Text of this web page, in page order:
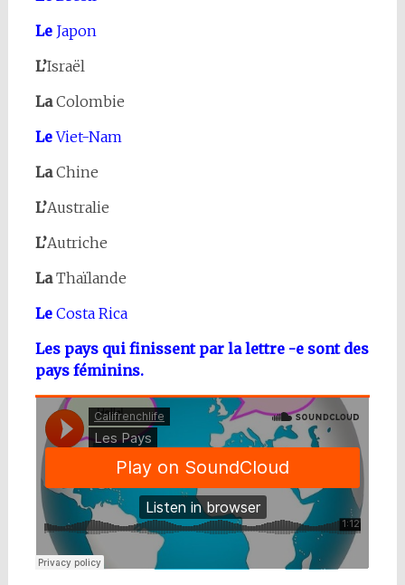
LeJapon
L’Israël
LaColombie
LeViet-Nam
LaChine
L’Australie
L’Autriche
LaThaïlande
LeCosta Rica
Les pays qui finissent par la lettre -e sont des
pays féminins.